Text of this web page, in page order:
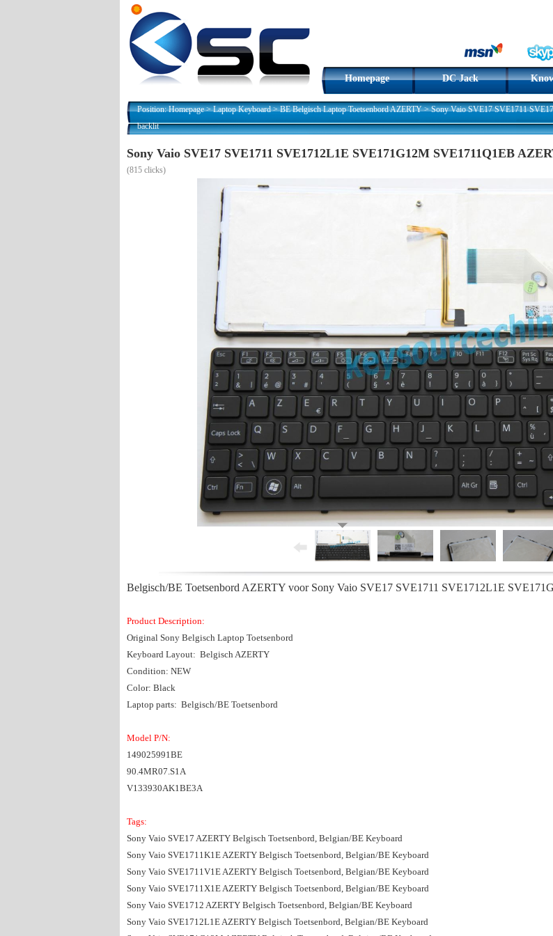
Homepage DC Jack
Position:Homepage>Laptop Keyboard>BE Belgisch Laptop Toetsenbord AZERTY>Sony Vaio SVE17 SVE1711
backlit
Sony Vaio SVE17 SVE1711 SVE1712L1E SVE171G12M SVE1711Q1EB
(815 clicks)
Belgisch/BE Toetsenbord AZERTY voor Sony Vaio SVE17 SVE1711 SVE1712L1E
Product Description:
Original Sony Belgisch Laptop Toetsenbord
Keyboard Layout: Belgisch AZERTY
Condition: NEW
Color: Black
Laptop parts: Belgisch/BE Toetsenbord
Model P/N:
149025991BE
90.4MR07.S1A
V133930AK1BE3A
Tags:
Sony Vaio SVE17 AZERTY Belgisch Toetsenbord, Belgian/BE Keyboard
Sony Vaio SVE1711K1E AZERTY Belgisch Toetsenbord, Belgian/BE Keyboard
Sony Vaio SVE1711V1E AZERTY Belgisch Toetsenbord, Belgian/BE Keyboard
Sony Vaio SVE1711X1E AZERTY Belgisch Toetsenbord, Belgian/BE Keyboard
Sony Vaio SVE1712 AZERTY Belgisch Toetsenbord, Belgian/BE Keyboard
Sony Vaio SVE1712L1E AZERTY Belgisch Toetsenbord, Belgian/BE Keyboard